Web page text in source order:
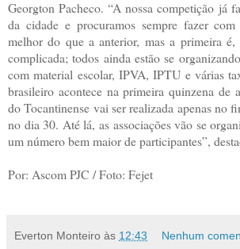
Georgton Pacheco. “A nossa competição já
da cidade e procuramos sempre fazer
melhor do que a anterior, mas a primeira é,
complicada; todos ainda estão se
com material escolar, IPVA, IPTU e várias
brasileiro acontece na primeira quinzena de
do Tocantinense vai ser realizada apenas no
no dia 30. Até lá, as associações vão se
um número bem maior de participantes”,
Por: Ascom PJC / Foto: Fejet
Everton Monteiro às 12:43 Nenhum